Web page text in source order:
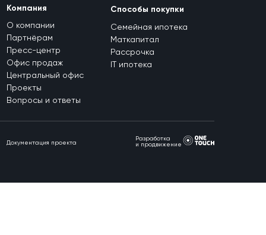
Компания
О компании
Партнёрам
Пресс-центр
Офис продаж
Центральный офис
Проекты
Вопросы и ответы
Способы покупки
Семейная ипотека
Маткапитал
Рассрочка
IT ипотека
Документация проекта
Разработка
и продвижение